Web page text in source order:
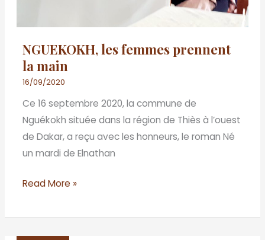
NGUEKOKH, les femmes prennent
la main
16/09/2020
Ce 16 septembre 2020, la commune de
Nguékokh située dans la région de Thiès à l’ouest
de Dakar, a reçu avec les honneurs, le roman Né
un mardi de Elnathan
Read More »